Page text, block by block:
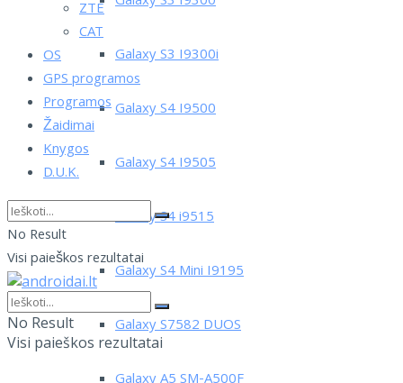
Galaxy S3 I9300i
Galaxy S4 I9500
Galaxy S4 I9505
Galaxy S4 i9515
Galaxy S4 Mini I9195
Galaxy S7582 DUOS
ZTE
CAT
OS
GPS programos
Programos
Žaidimai
Knygos
D.U.K.
No Result
Visi paieškos rezultatai
No Result
Visi paieškos rezultatai